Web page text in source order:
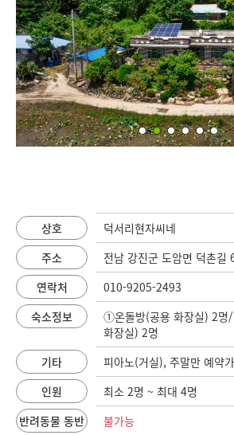
상호
덕서리현자씨네
주소
전남 강진군 도암면 덕촌길
연락처
010-9205-2493
숙소정보
①온돌방(공용 화장실) 2
화장실) 2명
기타
피아노(거실), 주말만 예약
인원
최소 2명 ~ 최대 4명
반려동물 동반
불가능